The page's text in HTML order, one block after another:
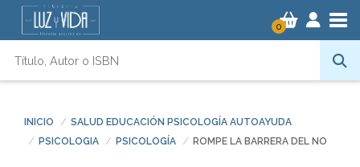
0
INICIO
SALUD EDUCACIÓN PSICOLOGÍA AUTOAYUDA
PSICOLOGIA
PSICOLOGÍA ROMPE LA BARRERA DEL NO